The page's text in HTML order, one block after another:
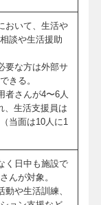
おいて、生活や
談や生活援助
要な方は外部サ
きる。
者さんが4〜6人
、生活支援員は
当面は10人に1
く日中も施設で
んが対象。
動や生活訓練、